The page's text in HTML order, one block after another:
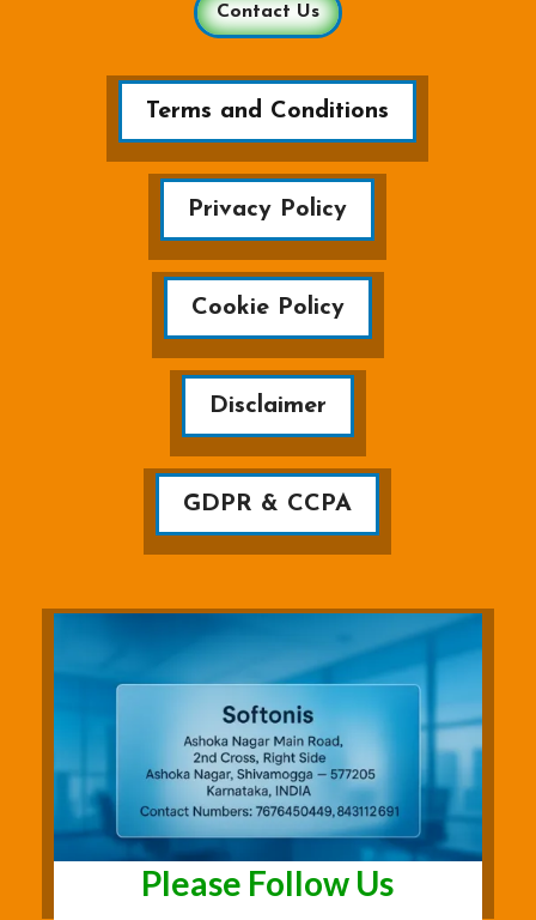
Contact Us
Terms and Conditions
Privacy Policy
Cookie Policy
Disclaimer
GDPR & CCPA
Please Follow Us